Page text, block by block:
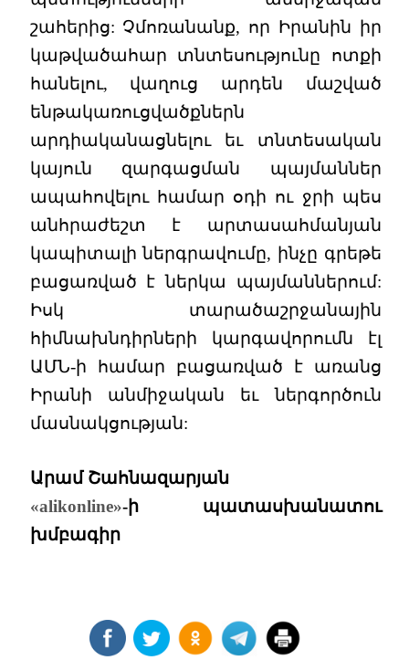
շահերից: Չմոռանանք, որ Իրանին իր
կաթվածահար տնտեսությունը ոտքի
հանելու, վաղուց արդեն մաշված
ենթակառուցվածքներն
արդիականացնելու եւ տնտեսական
կայուն զարգացման պայմաններ
ապահովելու համար օդի ու ջրի պես
անհրաժեշտ է արտասահմանյան
կապիտալի ներգրավումը, ինչը գրեթե
բացառված է ներկա պայմաններում:
Իսկ տարածաշրջանային
հիմնախնդիրների կարգավորումն էլ
ԱՄՆ-ի համար բացառված է առանց
Իրանի անմիջական եւ ներգործուն
մասնակցության:
Արամ Շահնազարյան
«alikonline»-ի պատասխանատու
խմբագիր